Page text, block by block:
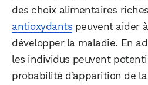
des choix alimentaires
antioxydants peuvent aider
développer la maladie. En
les individus peuvent
probabilité d’apparition de
WhatsApp
Facebook